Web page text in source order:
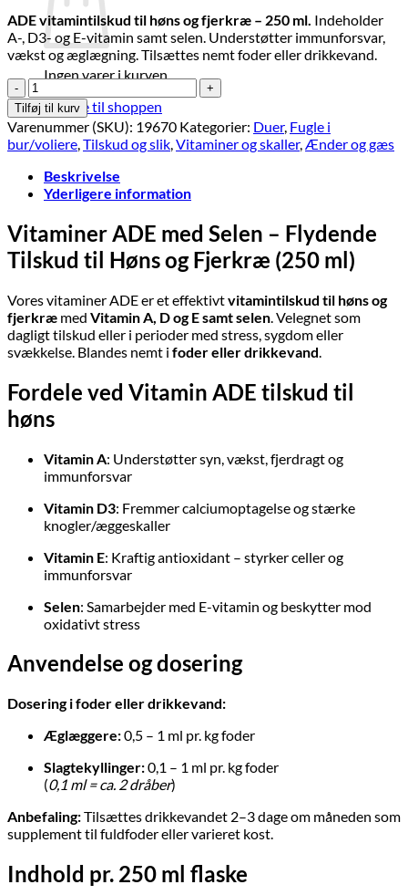
Ingen varer i kurven.
Tilbage til shoppen
ADE vitamintilskud til høns og fjerkræ – 250 ml. Indeholder
A-, D3- og E-vitamin samt selen. Understøtter immunforsvar,
vækst og æglægning. Tilsættes nemt foder eller drikkevand.
Vitaminer
ADE
til
høns
og
fugle
250
antal
Tilføj til kurv
Varenummer (SKU): 19670 Kategorier: Duer, Fugle i
bur/voliere,Tilskud og slik,Vitaminer og skaller,Ænder og gæs
Beskrivelse
Yderligere information
Vitaminer ADE med Selen – Flydende
Tilskud til Høns og Fjerkræ (250 ml)
Vores vitaminer ADE er et effektivtvitamintilskud til høns og
fjerkræ med Vitamin A, D og E samt selen . Velegnet som
dagligt tilskud eller i perioder med stress, sygdom eller
svækkelse. Blandes nemt i foder eller drikkevand
Fordele ved Vitamin ADE tilskud til
høns
Vitamin A: Understøtter syn, vækst, fjerdragt og
immunforsvar
Vitamin D3: Fremmer calciumoptagelse og stærke
knogler/æggeskaller
Vitamin E: Kraftig antioxidant – styrker celler og
immunforsvar
Selen: Samarbejder med E-vitamin og beskytter mod
oxidativt stress
Anvendelse og dosering
Dosering i foder eller drikkevand:
Æglæggere:0,5 – 1 ml pr. kg foder
Slagtekyllinger:0,1 – 1 ml pr. kg foder
(0,1 ml = ca. 2 dråber)
Anbefaling:Tilsættes drikkevandet 2–3 dage om måneden som
supplement til fuldfoder eller varieret kost.
Indhold pr. 250 ml flaske